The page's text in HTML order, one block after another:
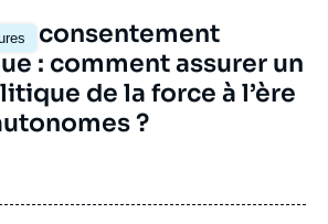
consentement
: comment assurer un
de la force à l’ère
?